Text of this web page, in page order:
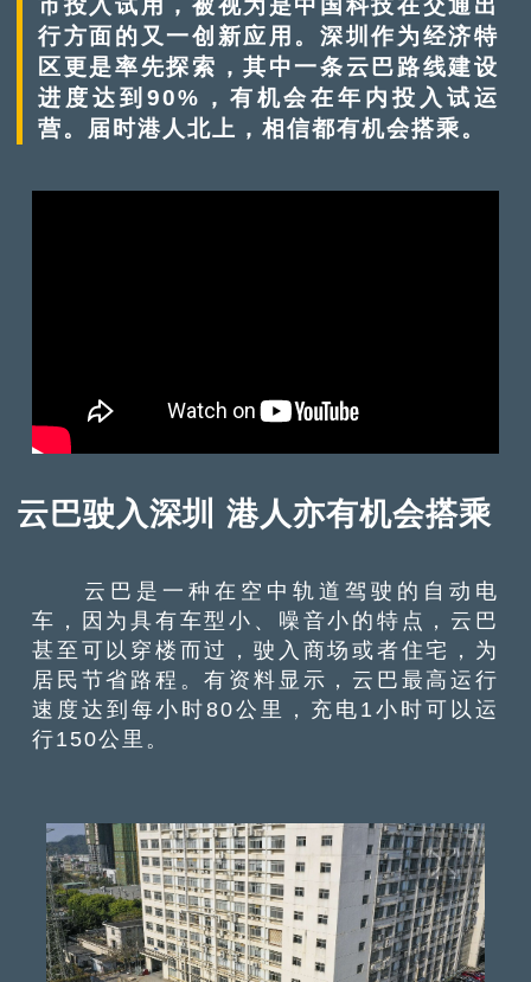
行方面的又一创新应用。深圳作为经济特
区更是率先探索，其中一条云巴路线建设
进度达到90%，有机会在年内投入试运
营。届时港人北上，相信都有机会搭乘。
云巴驶入深圳 港人亦有机会搭乘
云巴是一种在空中轨道驾驶的自动电
车，因为具有车型小、噪音小的特点，云巴
甚至可以穿楼而过，驶入商场或者住宅，为
居民节省路程。有资料显示，云巴最高运行
速度达到每小时80公里，充电1小时可以运
行150公里。